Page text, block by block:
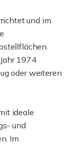
und im
1974
oder weiteren
ideale
und
Im